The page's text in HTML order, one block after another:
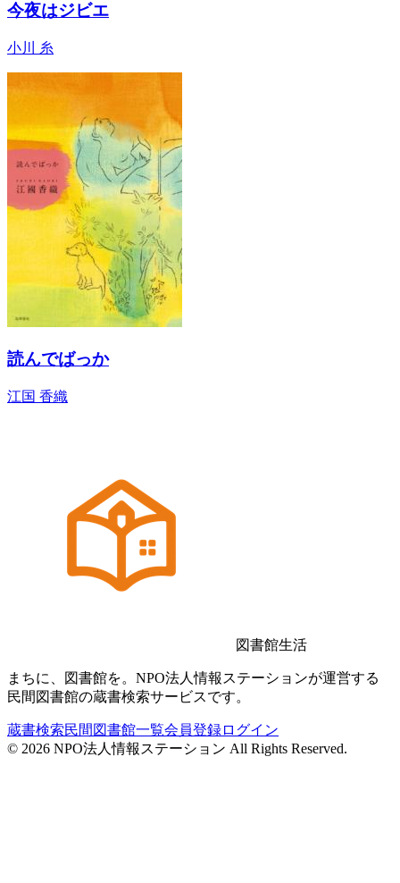
今夜はジビエ
小川 糸
読んでばっか
江国 香織
図書館生活
まちに、図書館を。NPO法人情報ステーションが運営する
民間図書館の蔵書検索サービスです。
蔵書検索民間図書館一覧会員登録ログイン
© 2026 NPO法人情報ステーション All Rights Reserved.